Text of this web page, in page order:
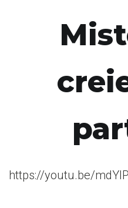
https://youtu.be/